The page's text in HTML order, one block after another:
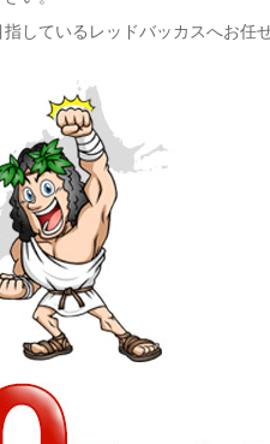
しているレッドバッカスへお任